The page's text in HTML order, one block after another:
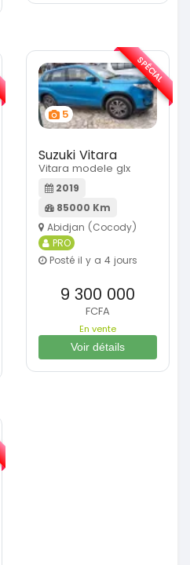
5
Suzuki Vitara
Vitara modele glx
2019
85000 Km
Abidjan (Cocody)
PRO
Posté il y a 4 jours
9 300 000
FCFA
En vente
Voir détails
SPÉCIAL